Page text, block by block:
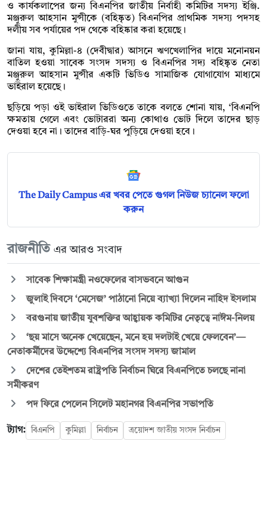
ও কার্যকলাপের জন্য বিএনপির জাতীয় নির্বাহী কমিটির সদস্য ইঞ্জি.
মঞ্জুরুল আহসান মুন্সীকে (বহিষ্কৃত) বিএনপির প্রাথমিক সদস্য পদসহ
দলীয় সব পর্যায়ের পদ থেকে বহিষ্কার করা হয়েছে।
জানা যায়, কুমিল্লা-৪ (দেবীদ্বার) আসনে ঋণখেলাপির দায়ে মনোনয়ন
বাতিল হওয়া সাবেক সংসদ সদস্য ও বিএনপির সদ্য বহিষ্কৃত নেতা
মঞ্জুরুল আহসান মুন্সীর একটি ভিডিও সামাজিক যোগাযোগ মাধ্যমে
ভাইরাল হয়েছে।
ছড়িয়ে পড়া ওই ভাইরাল ভিডিওতে তাকে বলতে শোনা যায়, ‘বিএনপি
ক্ষমতায় গেলে এবং ভোটাররা অন্য কোথাও ভোট দিলে তাদের ছাড়
দেওয়া হবে না। তাদের বাড়ি-ঘর পুড়িয়ে দেওয়া হবে।
The Daily Campus এর খবর পেতে গুগল নিউজ চ্যানেল ফলো
করুন
রাজনীতি এর আরও সংবাদ
সাবেক শিক্ষামন্ত্রী নওফেলের বাসভবনে আগুন
জুলাই দিবসে ‘মেসেজ’ পাঠানো নিয়ে ব্যাখ্যা দিলেন নাহিদ ইসলাম
বরগুনায় জাতীয় যুবশক্তির আহ্বায়ক কমিটির নেতৃত্বে নাঈম-নিলয়
‘ছয় মাসে অনেক খেয়েছেন, মনে হয় দলটাই খেয়ে ফেলবেন’—
নেতাকর্মীদের উদ্দেশ্যে বিএনপির সংসদ সদস্য জামাল
দেশের তেইশতম রাষ্ট্রপতি নির্বাচন ঘিরে বিএনপিতে চলছে নানা
সমীকরণ
পদ ফিরে পেলেন সিলেট মহানগর বিএনপির সভাপতি
ট্যাগ: বিএনপি কুমিল্লা নির্বাচন ত্রয়োদশ জাতীয় সংসদ নির্বাচন